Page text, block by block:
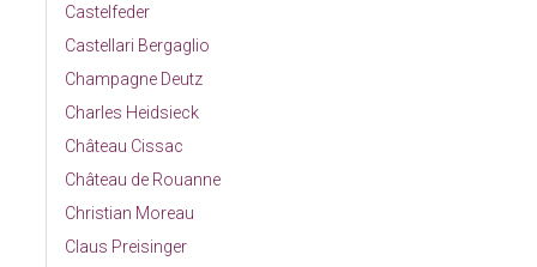
Castelfeder
Castellari Bergaglio
Champagne Deutz
Charles Heidsieck
Château Cissac
Château de Rouanne
Christian Moreau
Claus Preisinger